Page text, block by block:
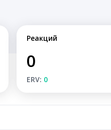
Реакций
0
ERV: 0